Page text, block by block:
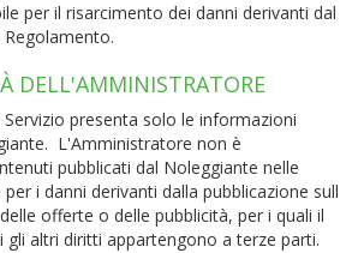
per il risarcimento dei danni derivanti dal
DELL'AMMINISTRATORE
presenta solo le informazioni
L'Amministratore non è
pubblicati dal Noleggiante nelle
i danni derivanti dalla pubblicazione sull
offerte o delle pubblicità, per i quali il
altri diritti appartengono a terze parti.